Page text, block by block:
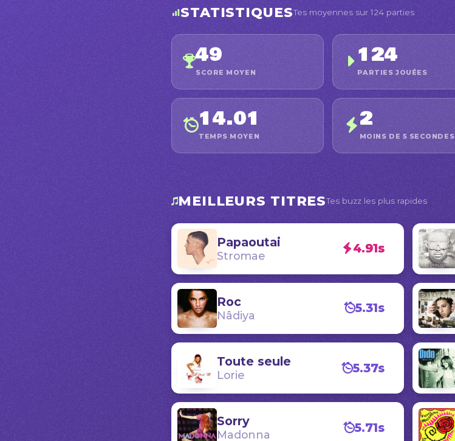
STATISTIQUESTes moyennes sur 124 parties
49
SCORE MOYEN
124
PARTIES JOUÉES
14.01
TEMPS MOYEN
2
MOINS DE 5 SECONDES
MEILLEURS TITRESTes buzz les plus rapides
Papaoutai
Stromae 4.91s
Roc
Nâdiya 5.31s
Toute seule
Lorie 5.37s
Sorry
Madonna 5.71s